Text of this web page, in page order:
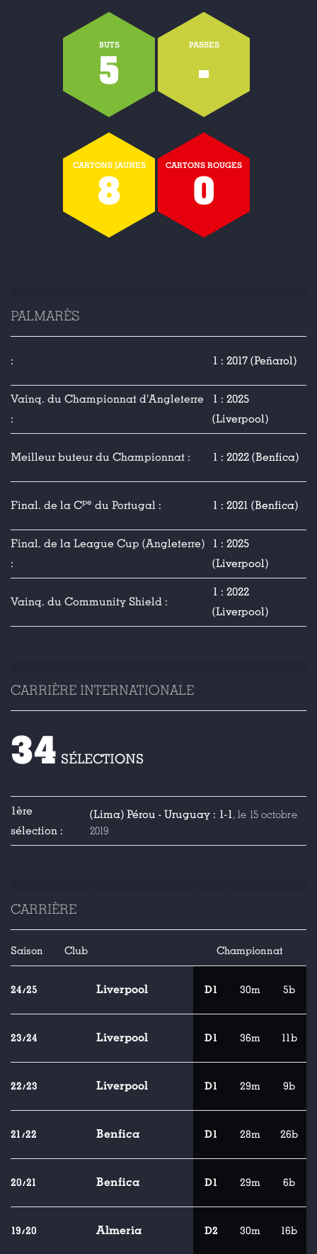
BUTS
5
PASSES
-
CARTONS JAUNES
8
CARTONS ROUGES
0
PALMARÈS
: 1 : 2017 (Peñarol)
Vainq. du Championnat d'Angleterre
:
1 : 2025
(Liverpool)
Meilleur buteur du Championnat : 1 : 2022 (Benfica)
Final. de la Cpe du Portugal : 1 : 2021 (Benfica)
Final. de la League Cup (Angleterre)
:
1 : 2025
(Liverpool)
Vainq. du Community Shield :
1 : 2022
(Liverpool)
CARRIÈRE INTERNATIONALE
34 SÉLECTIONS
1ère
sélection :
(Lima) Pérou - Uruguay : 1-1, le 15 octobre
2019
CARRIÈRE
Saison Club Championnat
24/25 Liverpool D1 30m 5b
23/24 Liverpool D1 36m 11b
22/23 Liverpool D1 29m 9b
21/22 Benfica D1 28m 26b
20/21 Benfica D1 29m 6b
19/20 Almeria D2 30m 16b